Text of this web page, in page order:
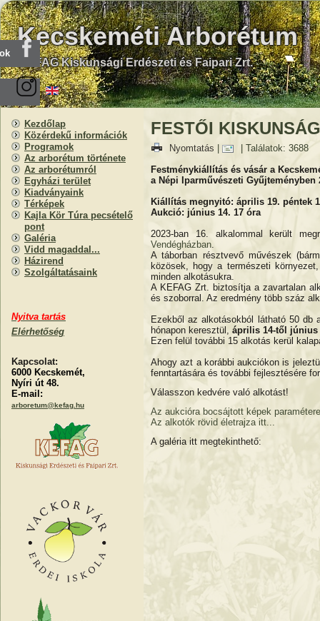
Kecskeméti Arborétum
KEFAG Kiskunsági Erdészeti és Faipari Zrt.
Kezdőlap
Közérdekű információk
Programok
Az arborétum története
Az arborétumról
Egyházi terület
Kiadványaink
Térképek
Kajla Kör Túra pecsételő
pont
Galéria
Vidd magaddal...
Házirend
Szolgáltatásaink
Nyitva tartás
Elérhetőség
Kapcsolat:
6000 Kecskemét,
Nyíri út 48.
E-mail:
arboretum@kefag.hu
FESTŐI KISKUNSÁG
Nyomtatás
| Találatok: 3688
Festménykiállítás és vásár a
a Népi Iparművészeti
Kiállítás megnyitó: április 19. péntek
Aukció: június 14. 17 óra
2023-ban 16. alkalommal került
Vendégházban
A táborban résztvevő művészek
közösek, hogy a természeti
minden alkotásukra.
A KEFAG Zrt. biztosítja a zavartalan
és szoborral. Az eredmény több száz
Ezekből az alkotásokból látható 50 db
hónapon keresztül, április 14-től június
Ezen felül további 15 alkotás kerül
Ahogy azt a korábbi aukciókon is
fenntartására és további fejlesztésére
Válasszon kedvére való alkotást!
Az aukcióra bocsájtott képek
Az alkotók rövid életrajza itt...
A galéria itt megtekinthető: